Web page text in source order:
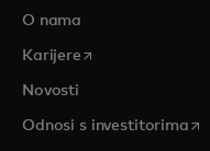
O nama
Karijereopens in a new
Novosti
Odnosi s investitorima